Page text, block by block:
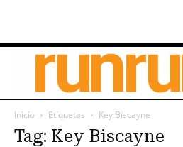
Inicio Etiquetas Key Biscayne
Tag: Key Biscayne